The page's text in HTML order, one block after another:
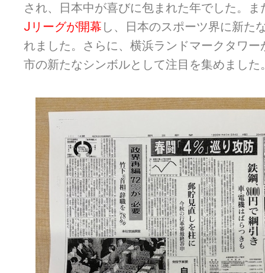
され、日本中が喜びに包まれた年でした。ま
Jリーグが開幕 し、日本のスポーツ界に新た
れました。さらに、横浜ランドマークタワー
市の新たなシンボルとして注目を集めました